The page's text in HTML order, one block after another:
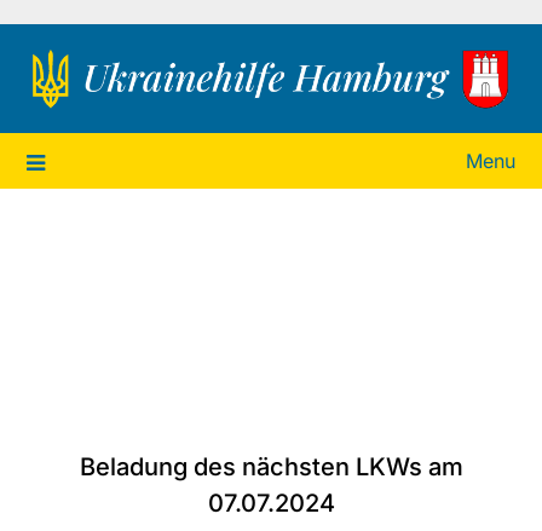
Ukrainehilfe Hamburg
Menu
Beladung des nächsten LKWs am
07.07.2024